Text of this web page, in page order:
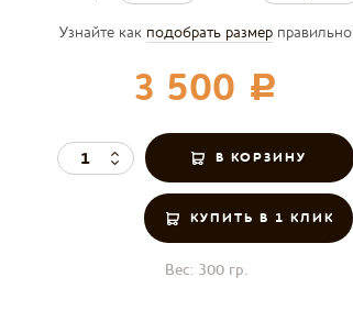
Узнайте как подобрать размер правильно
3 500 c
КУПИТЬ В 1 КЛИК
Вес: 300 гр.